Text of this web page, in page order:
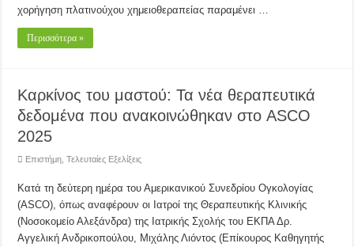
χορήγηση πλατινούχου χημειοθεραπείας παραμένει …
Περισσότερα »
Καρκίνος του μαστού: Τα νέα θεραπευτικά
δεδομένα που ανακοινώθηκαν στο ASCO
2025
Επιστήμη ,Τελευταίες Εξελίξεις
Κατά τη δεύτερη ημέρα του Αμερικανικού Συνεδρίου Ογκολογίας
(ASCO), όπως αναφέρουν οι Ιατροί της Θεραπευτικής Κλινικής
(Νοσοκομείο Αλεξάνδρα) της Ιατρικής Σχολής του ΕΚΠΑ Δρ.
Αγγελική Ανδρικοπούλου, Μιχάλης Λιόντος (Επίκουρος Καθηγητής